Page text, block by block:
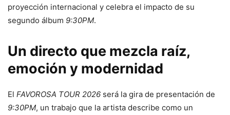
proyección internacional y celebra el impacto de su
segundo álbum 9:30PM.
Un directo que mezcla raíz,
emoción y modernidad
El FAVOROSA TOUR 2026 será la gira de presentación de
9:30PM, un trabajo que la artista describe como un